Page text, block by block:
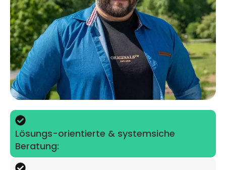
Lösungs-orientierte & systemsiche
Beratung: